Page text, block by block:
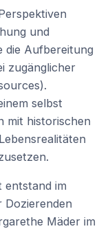
und
die Aufbereitung
zugänglicher
selbst
mit historischen
entstand im
Dozierenden
Mäder im